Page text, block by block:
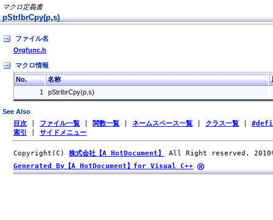
マクロ定義書
pStrIbrCpy(p,s)
ファイル名
Orgfunc.h
マクロ情報
No.
名称
1
pStrIbrCpy(p,s)
See Also
目次 ファイル一覧 関数一覧 ネームスペース一覧 クラス一覧
索引
サイドメニュー
Copyright(C) 株式会社【A HotDocument】
All Right reserved. 2010
Generated By【A HotDocument】for Visual C++